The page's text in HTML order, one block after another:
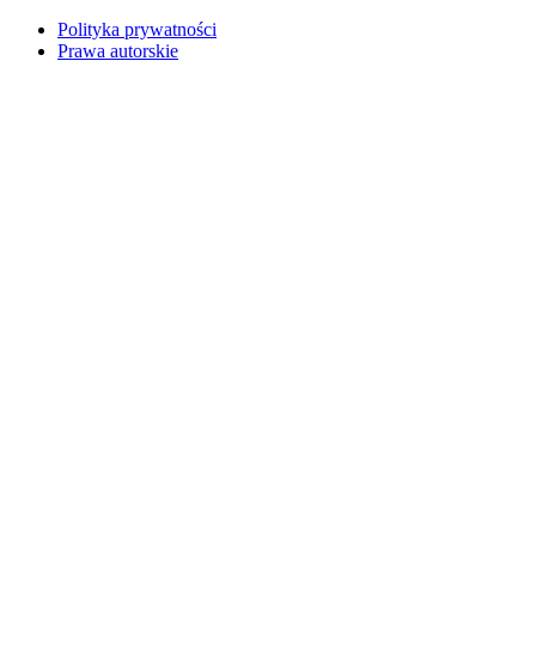
Polityka prywatności
Prawa autorskie